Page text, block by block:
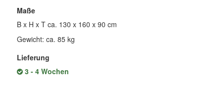
Maße
B x H x T ca. 130 x 160 x 90 cm
Gewicht: ca. 85 kg
Lieferung
3 - 4 Wochen